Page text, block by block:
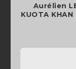
Aurélien
KUOTA